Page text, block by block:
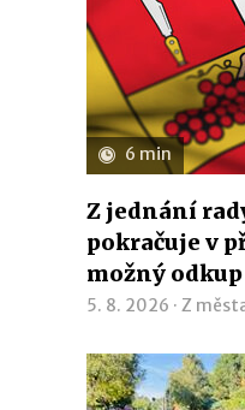
6 min
Z jednání
pokračuje v
možný
5. 8. 2026 · Z